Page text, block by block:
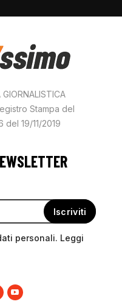
Stampa del
del 19/11/2019
personali. Leggi